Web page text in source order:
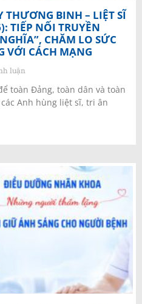
THƯƠNG BINH – LIỆT SĨ
TIẾP NỐI TRUYỀN
CHĂM LO SỨC
VỚI CÁCH MẠNG
luận
toàn Đảng, toàn dân và toàn
Anh hùng liệt sĩ, tri ân